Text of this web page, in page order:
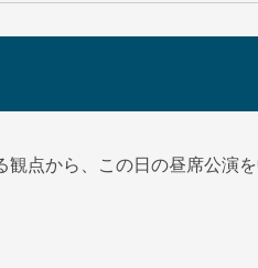
点から、この日の昼席公演